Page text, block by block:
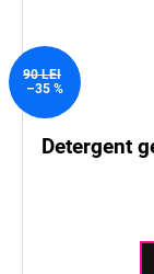
90 LEI
–35 %
Detergent